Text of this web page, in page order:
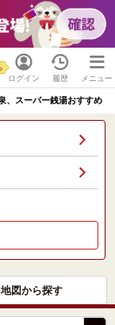
ログイン 履歴 メニュー
、スーパー銭湯おすすめ
地図から探す